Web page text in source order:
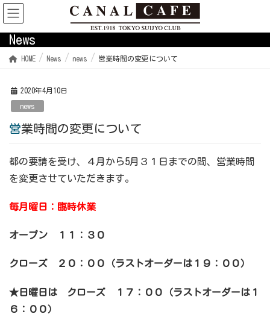
News
HOME News news 営業時間の変更について
2020年4月10日
news
営業時間の変更について
都の要請を受け、４月から5月３１日までの間、営業時間
を変更させていただきます。
毎月曜日：臨時休業
オープン １１：３０
クローズ ２０：００（ラストオーダーは１９：００）
★日曜日は クローズ １７：００（ラストオーダーは１
６：００）